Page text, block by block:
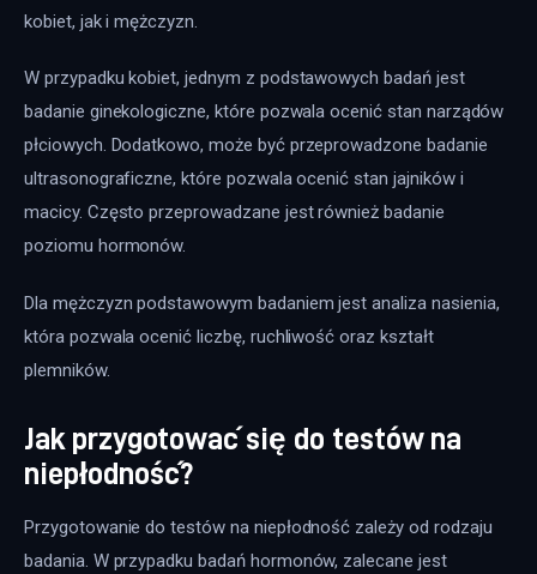
kobiet, jak i mężczyzn.
W przypadku kobiet, jednym z podstawowych badań jest
badanie ginekologiczne, które pozwala ocenić stan narządów
płciowych. Dodatkowo, może być przeprowadzone badanie
ultrasonograficzne, które pozwala ocenić stan jajników i
macicy. Często przeprowadzane jest również badanie
poziomu hormonów.
Dla mężczyzn podstawowym badaniem jest analiza nasienia,
która pozwala ocenić liczbę, ruchliwość oraz kształt
plemników.
Jak przygotować się do testów na
niepłodność?
Przygotowanie do testów na niepłodność zależy od rodzaju
badania. W przypadku badań hormonów, zalecane jest